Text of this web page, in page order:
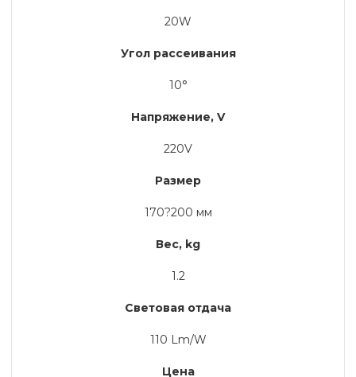
20W
Угол рассеивания
10°
Напряжение, V
220V
Размер
170?200 мм
Вес, kg
1.2
Световая отдача
110 Lm/W
Цена